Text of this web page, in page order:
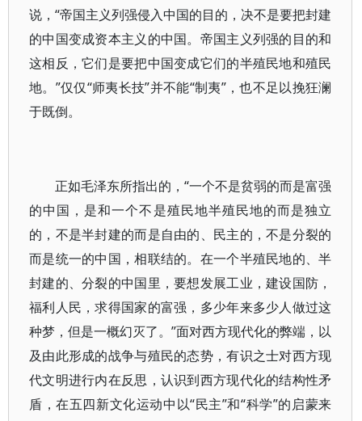
说，“帝国主义列强侵入中国的目的，决不是要把封建
的中国变成资本主义的中国。帝国主义列强的目的和
这相反，它们是要把中国变成它们的半殖民地和殖民
地。”仅仅“师夷长技”并不能“制夷”，也不足以挽狂澜
于既倒。
正如毛泽东所指出的，“一个不是贫弱的而是富强
的中国，是和一个不是殖民地半殖民地的而是独立
的，不是半封建的而是自由的、民主的，不是分裂的
而是统一的中国，相联结的。在一个半殖民地的、半
封建的、分裂的中国里，要想发展工业，建设国防，
福利人民，求得国家的富强，多少年来多少人做过这
种梦，但是一概幻灭了。”面对西方现代化的弊端，以
及由此形成的战争与殖民的态势，有识之士对西方现
代文明进行内在反思，认识到西方现代化的结构性矛
盾，在五四新文化运动中以“民主”和“科学”的启蒙来